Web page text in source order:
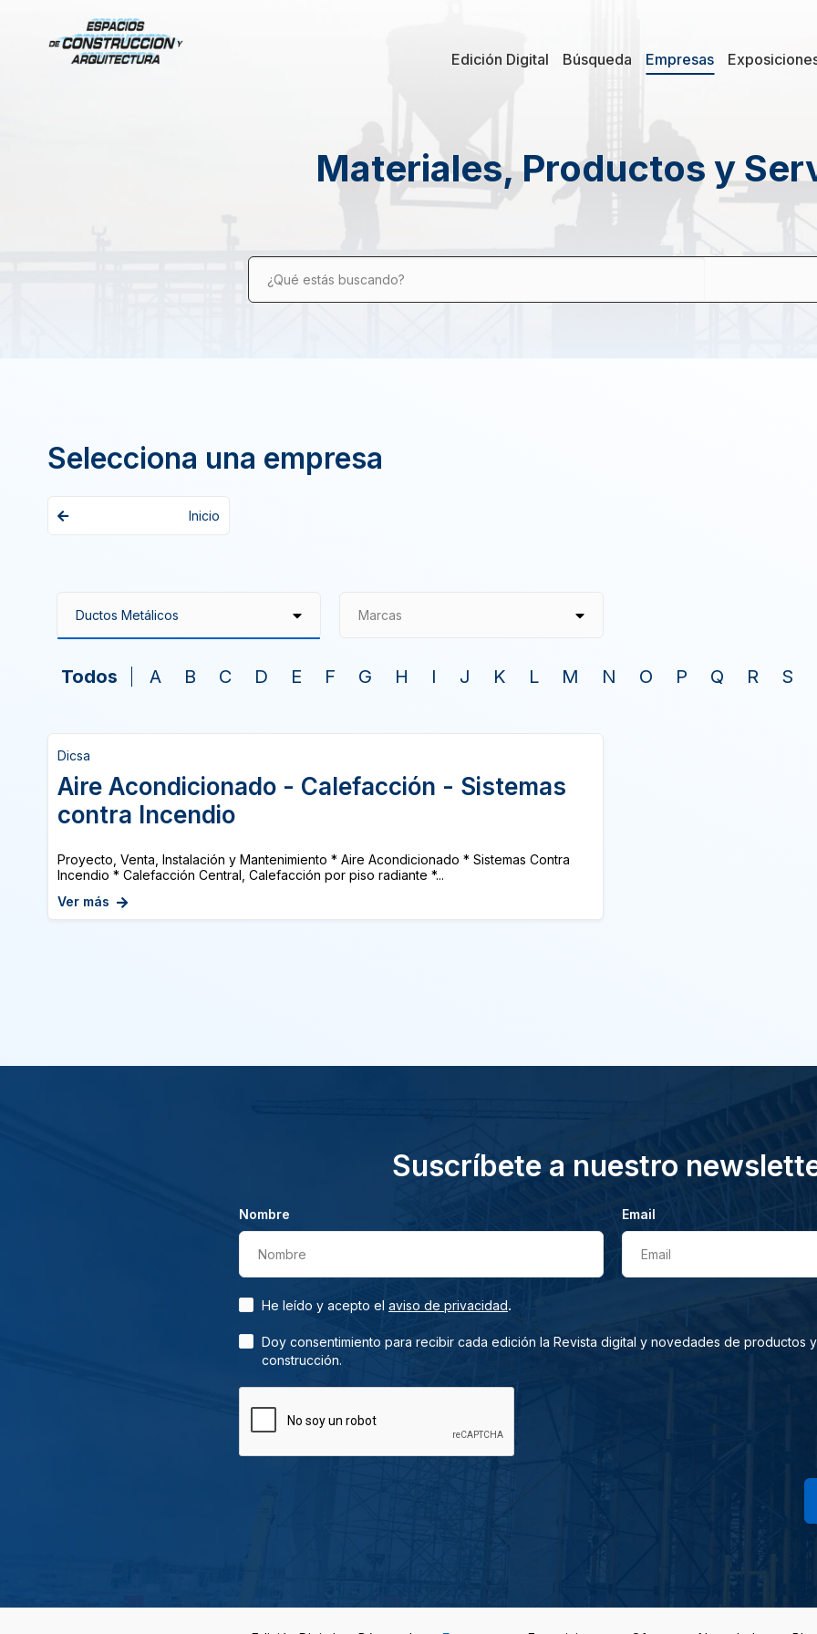
Edición Digital Búsqueda Empresas
Materiales, Productos y
¿Qué estás buscando?
Selecciona una empresa
Inicio
Marcas
Todos A B C D E F G H I J K L M N O P Q R S
Dicsa
Aire Acondicionado - Calefacción - Sistemas
contra Incendio
Proyecto, Venta, Instalación y Mantenimiento * Aire Acondicionado * Sistemas Contra
Incendio * Calefacción Central, Calefacción por piso radiante *...
Ver más
Suscríbete a nuestro
Nombre
Nombre
Email
Email
He leído y acepto el aviso de privacidad.
Doy consentimiento para recibir cada edición la Revista digital y novedades de productos
construcción.